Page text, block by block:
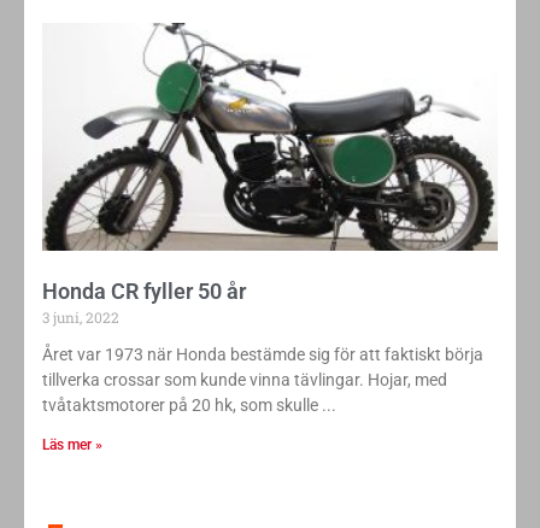
Honda CR fyller 50 år
3 juni, 2022
Året var 1973 när Honda bestämde sig för att faktiskt börja
tillverka crossar som kunde vinna tävlingar. Hojar, med
tvåtaktsmotorer på 20 hk, som skulle
Läs mer »